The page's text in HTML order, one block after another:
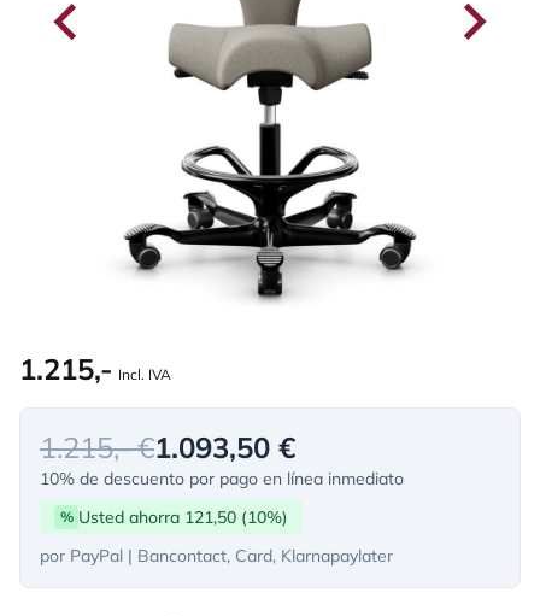
1.215,- Incl. IVA
1.215,- €1.093,50 €
10% de descuento por pago en línea inmediato
% Usted ahorra 121,50 (10%)
por PayPal | Bancontact, Card, Klarnapaylater